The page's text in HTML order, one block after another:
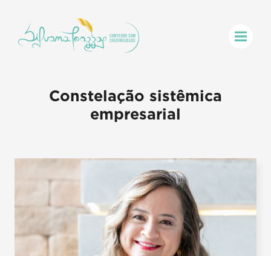
Constelação sistêmica
empresarial